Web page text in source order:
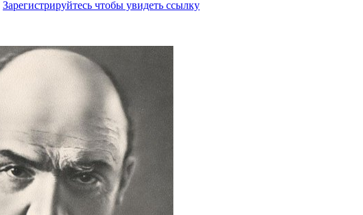
Зарегистрируйтесь чтобы увидеть ссылку